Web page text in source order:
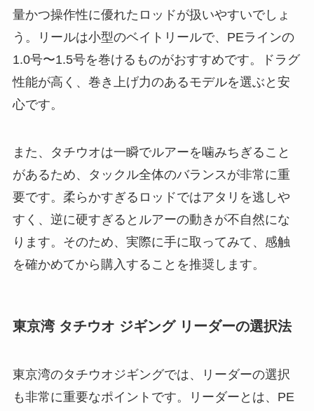
量かつ操作性に優れたロッドが扱いやすいでしょ
う。リールは小型のベイトリールで、PEラインの
1.0号〜1.5号を巻けるものがおすすめです。ドラグ
性能が高く、巻き上げ力のあるモデルを選ぶと安
心です。
また、タチウオは一瞬でルアーを噛みちぎること
があるため、タックル全体のバランスが非常に重
要です。柔らかすぎるロッドではアタリを逃しや
すく、逆に硬すぎるとルアーの動きが不自然にな
ります。そのため、実際に手に取ってみて、感触
を確かめてから購入することを推奨します。
東京湾 タチウオ ジギング リーダーの選択法
東京湾のタチウオジギングでは、リーダーの選択
も非常に重要なポイントです。リーダーとは、PE